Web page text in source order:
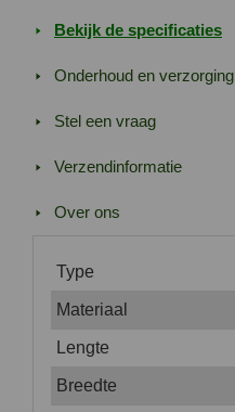
Bekijk de specificaties
Onderhoud en verzorging
Stel een vraag
Verzendinformatie
Over ons
Type
Materiaal
Lengte
Breedte